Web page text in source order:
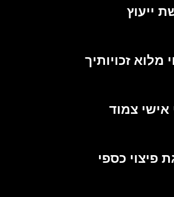
ייעוץ
מלוא זכויותיך
אישי צמוד
פיצוי כספי